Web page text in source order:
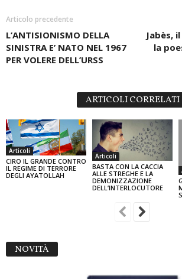
Articolo precedente
L’ANTISIONISMO DELLA
SINISTRA E’ NATO NEL 1967
PER VOLERE DELL’URSS
Jabès,
la
ARTICOLI CORRELATI
Articoli
CIRO IL GRANDE CONTRO
IL REGIME DI TERRORE
DEGLI AYATOLLAH
Articoli
BASTA CON LA CACCIA
ALLE STREGHE E LA
DEMONIZZAZIONE
DELL’INTERLOCUTORE
NOVITÀ